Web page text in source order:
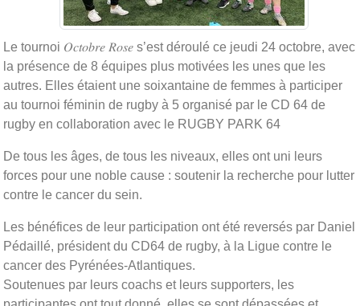
Le tournoi 𝑂𝑐𝑡𝑜𝑏𝑟𝑒 𝑅𝑜𝑠𝑒 s’est déroulé ce jeudi 24 octobre, avec
la présence de 8 équipes plus motivées les unes que les
autres. Elles étaient une soixantaine de femmes à participer
au tournoi féminin de rugby à 5 organisé par le CD 64 de
rugby en collaboration avec le RUGBY PARK 64
De tous les âges, de tous les niveaux, elles ont uni leurs
forces pour une noble cause : soutenir la recherche pour lutter
contre le cancer du sein.
Les bénéfices de leur participation ont été reversés par Daniel
Pédaillé, président du CD64 de rugby, à la Ligue contre le
cancer des Pyrénées-Atlantiques.
Soutenues par leurs coachs et leurs supporters, les